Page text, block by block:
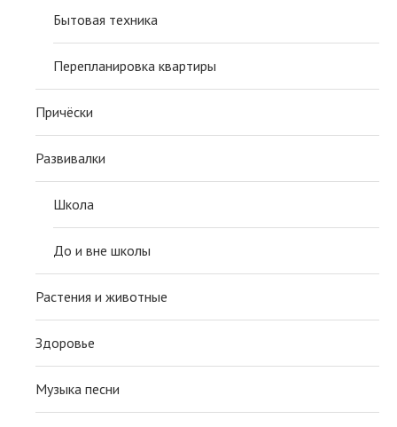
Бытовая техника
Перепланировка квартиры
Причёски
Развивалки
Школа
До и вне школы
Растения и животные
Здоровье
Музыка песни